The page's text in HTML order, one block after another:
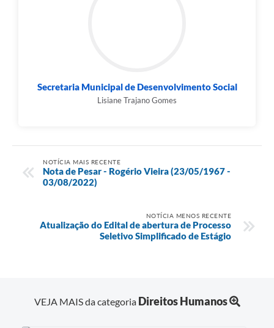
Secretaria Municipal de Desenvolvimento Social
Lisiane Trajano Gomes
NOTÍCIA MAIS RECENTE
Nota de Pesar - Rogério Vieira (23/05/1967 -
03/08/2022)
NOTÍCIA MENOS RECENTE
Atualização do Edital de abertura de Processo
Seletivo Simplificado de Estágio
VEJA MAIS da categoria Direitos Humanos